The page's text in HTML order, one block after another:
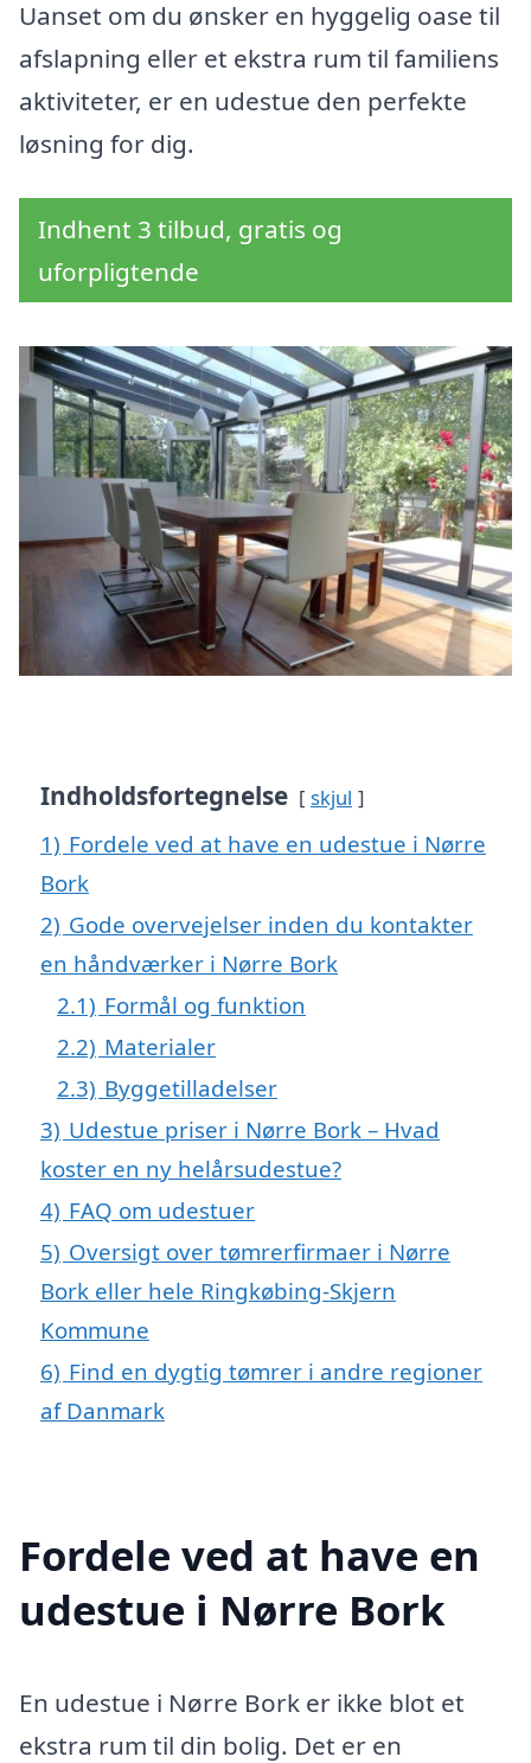
Uanset om du ønsker en hyggelig oase til
afslapning eller et ekstra rum til familiens
aktiviteter, er en udestue den perfekte
løsning for dig.
Indhent 3 tilbud, gratis og
uforpligtende
Indholdsfortegnelse skjul
1) Fordele ved at have en udestue i Nørre
Bork
2) Gode overvejelser inden du kontakter
en håndværker i Nørre Bork
2.1) Formål og funktion
2.2) Materialer
2.3) Byggetilladelser
3) Udestue priser i Nørre Bork – Hvad
koster en ny helårsudestue?
4) FAQ om udestuer
5) Oversigt over tømrerfirmaer i Nørre
Bork eller hele Ringkøbing-Skjern
Kommune
6) Find en dygtig tømrer i andre regioner
af Danmark
Fordele ved at have en
udestue i Nørre Bork
En udestue i Nørre Bork er ikke blot et
ekstra rum til din bolig. Det er en